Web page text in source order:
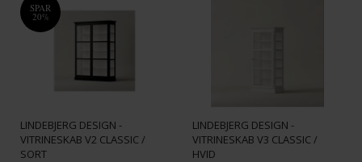
SPAR
20%
LINDEBJERG DESIGN -
VITRINESKAB V2 CLASSIC /
SORT
LINDEBJERG DESIGN -
VITRINESKAB V3 CLASSIC /
HVID